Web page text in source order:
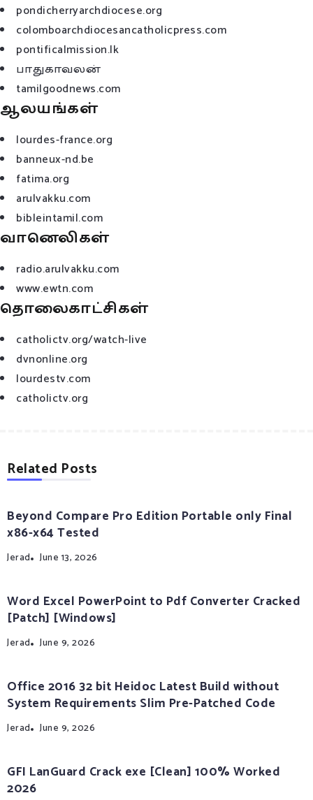
pondicherryarchdiocese.org
colomboarchdiocesancatholicpress.com
pontificalmission.lk
பாதுகாவலன்
tamilgoodnews.com
ஆலயங்கள்
lourdes-france.org
banneux-nd.be
fatima.org
arulvakku.com
bibleintamil.com
வானெலிகள்
radio.arulvakku.com
www.ewtn.com
தொலைகாட்சிகள்
catholictv.org/watch-live
dvnonline.org
lourdestv.com
catholictv.org
Related Posts
Beyond Compare Pro Edition Portable only Final
x86-x64 Tested
Jerad June 13, 2026
Word Excel PowerPoint to Pdf Converter Cracked
[Patch] [Windows]
Jerad June 9, 2026
Office 2016 32 bit Heidoc Latest Build without
System Requirements Slim Pre-Patched Code
Jerad June 9, 2026
GFI LanGuard Crack exe [Clean] 100% Worked
2026